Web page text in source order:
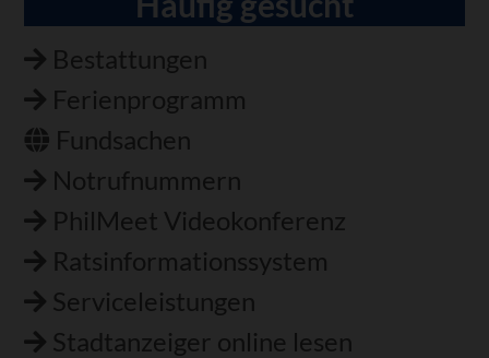
Bestattungen
Ferienprogramm
Fundsachen
Notrufnummern
PhilMeet Videokonferenz
Ratsinformationssystem
Serviceleistungen
Stadtanzeiger online lesen